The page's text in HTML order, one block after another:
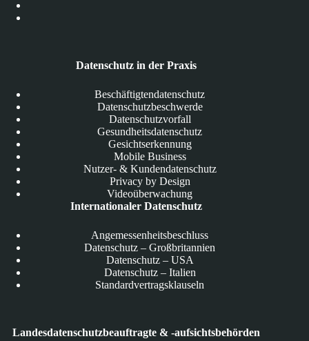
Datenschutz in der Praxis
Beschäftigtendatenschutz
Datenschutzbeschwerde
Datenschutzvorfall
Gesundheitsdatenschutz
Gesichtserkennung
Mobile Business
Nutzer- & Kundendatenschutz
Privacy by Design
Videoüberwachung
Internationaler Datenschutz
Angemessenheitsbeschluss
Datenschutz – Großbritannien
Datenschutz – USA
Datenschutz – Italien
Standardvertragsklauseln
Landesdatenschutzbeauftragte & -aufsichtsbehörden